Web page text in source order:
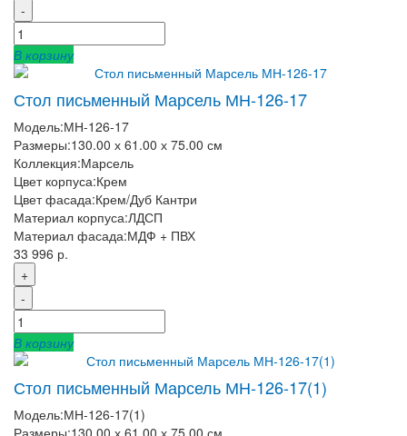
-
В корзину
Стол письменный Марсель МН-126-17
Модель:МН-126-17
Размеры:130.00 х 61.00 х 75.00 см
Коллекция:Марсель
Цвет корпуса:Крем
Цвет фасада:Крем/Дуб Кантри
Материал корпуса:ЛДСП
Материал фасада:МДФ + ПВХ
33 996 р.
+
-
В корзину
Стол письменный Марсель МН-126-17(1)
Модель:МН-126-17(1)